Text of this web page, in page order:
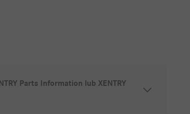
Parts Information lub XENTRY